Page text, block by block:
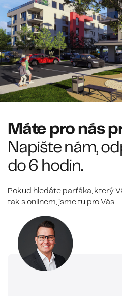
Máte pro nás
Napište nám,
do 6 hodin.
Pokud hledáte parťáka, který
tak s onlinem, jsme tu pro Vás.